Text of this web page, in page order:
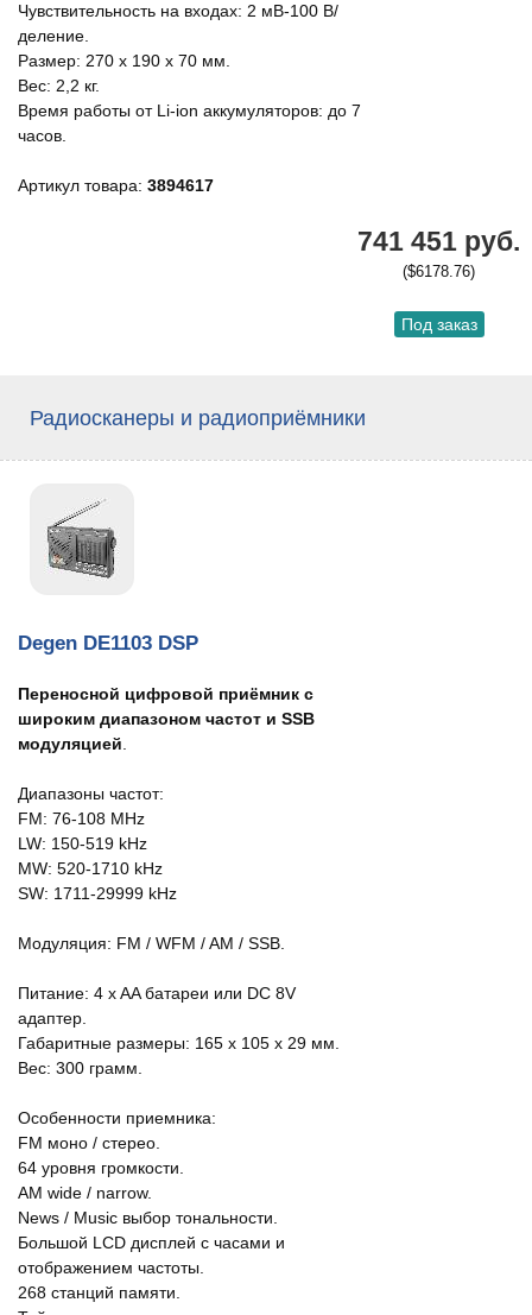
Чувствительность на входах: 2 мВ-100 В/
деление.
Размер: 270 x 190 x 70 мм.
Вес: 2,2 кг.
Время работы от Li-ion аккумуляторов: до 7
часов.
Артикул товара: 3894617
741 451 руб.
($6178.76)
Под заказ
Радиосканеры и радиоприёмники
Degen DE1103 DSP
Переносной цифровой приёмник с
широким диапазоном частот и SSB
модуляцией
Диапазоны частот:
FM: 76-108 MHz
LW: 150-519 kHz
MW: 520-1710 kHz
SW: 1711-29999 kHz
Модуляция: FM / WFM / AM / SSB.
Питание: 4 x AA батареи или DC 8V
адаптер.
Габаритные размеры: 165 x 105 x 29 мм.
Вес: 300 грамм.
Особенности приемника:
FM моно / стерео.
64 уровня громкости.
AM wide / narrow.
News / Music выбор тональности.
Большой LCD дисплей с часами и
отображением частоты.
268 станций памяти.